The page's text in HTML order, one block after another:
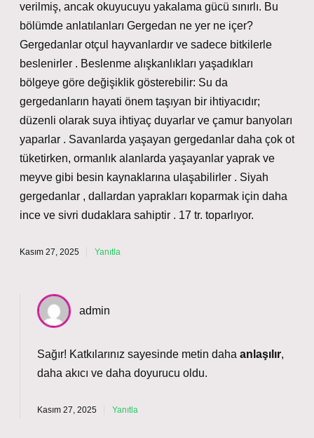
verilmiş, ancak okuyucuyu yakalama gücü sınırlı. Bu
bölümde anlatılanları Gergedan ne yer ne içer?
Gergedanlar otçul hayvanlardır ve sadece bitkilerle
beslenirler . Beslenme alışkanlıkları yaşadıkları
bölgeye göre değişiklik gösterebilir: Su da
gergedanların hayati önem taşıyan bir ihtiyacıdır;
düzenli olarak suya ihtiyaç duyarlar ve çamur banyoları
yaparlar . Savanlarda yaşayan gergedanlar daha çok ot
tüketirken, ormanlık alanlarda yaşayanlar yaprak ve
meyve gibi besin kaynaklarına ulaşabilirler . Siyah
gergedanlar , dallardan yaprakları koparmak için daha
ince ve sivri dudaklara sahiptir . 17 tr. toparlıyor.
Kasım 27, 2025 Yanıtla
admin
Sağır! Katkılarınız sayesinde metin daha anlaşılır,
daha akıcı ve daha doyurucu oldu.
Kasım 27, 2025 Yanıtla